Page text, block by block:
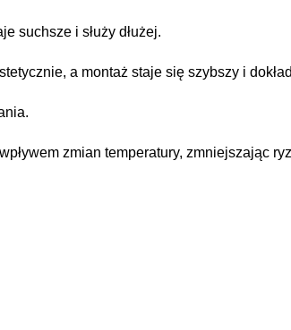
suchsze i służy dłużej.
a montaż staje się szybszy i
zmian temperatury, zmniejszając